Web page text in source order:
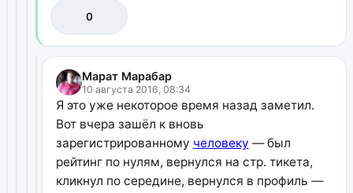
0
Марат Марабар
10 августа 2016, 08:34
Я это уже некоторое время назад заметил.
Вот вчера зашёл к вновь
зарегистрированному человеку — был
рейтинг по нулям, вернулся на стр. тикета,
кликнул по середине, вернулся в профиль —